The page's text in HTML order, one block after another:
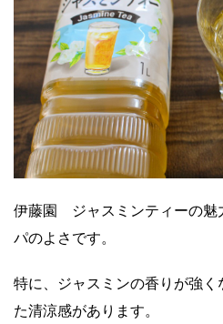
伊藤園 ジャスミンティーの魅
パのよさです。
特に、ジャスミンの香りが強
た清涼感があります。